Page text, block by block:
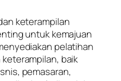
keterampilan
untuk kemajuan
pelatihan
baik
pemasaran,